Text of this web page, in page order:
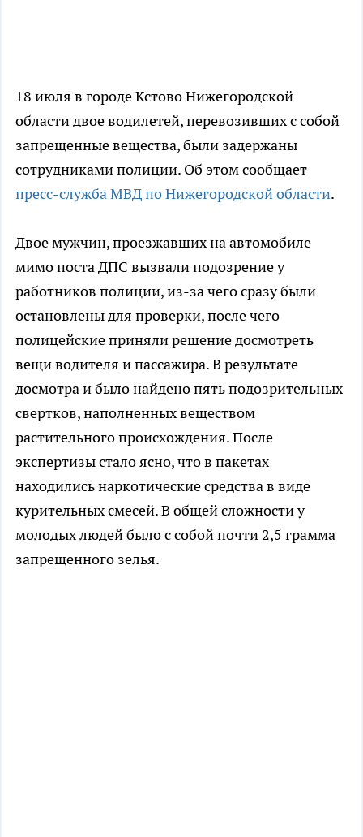
18 июля в городе Кстово Нижегородской
области двое водилетей, перевозивших с собой
запрещенные вещества, были задержаны
сотрудниками полиции. Об этом сообщает
пресс-служба МВД по Нижегородской области.
Двое мужчин, проезжавших на автомобиле
мимо поста ДПС вызвали подозрение у
работников полиции, из-за чего сразу были
остановлены для проверки, после чего
полицейские приняли решение досмотреть
вещи водителя и пассажира. В результате
досмотра и было найдено пять подозрительных
свертков, наполненных веществом
растительного происхождения. После
экспертизы стало ясно, что в пакетах
находились наркотические средства в виде
курительных смесей. В общей сложности у
молодых людей было с собой почти 2,5 грамма
запрещенного зелья.